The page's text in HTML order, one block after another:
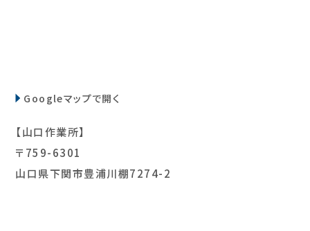
Googleマップで開く
【山口作業所】
〒759-6301
山口県下関市豊浦川棚7274-2